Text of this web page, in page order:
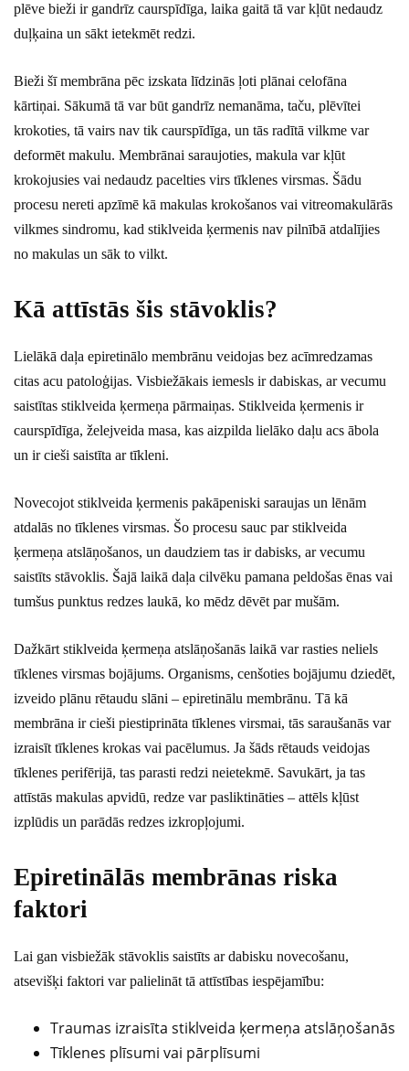
plēve bieži ir gandrīz caurspīdīga, laika gaitā tā var kļūt nedaudz
duļķaina un sākt ietekmēt redzi.
Bieži šī membrāna pēc izskata līdzinās ļoti plānai celofāna
kārtiņai. Sākumā tā var būt gandrīz nemanāma, taču, plēvītei
krokoties, tā vairs nav tik caurspīdīga, un tās radītā vilkme var
deformēt makulu. Membrānai saraujoties, makula var kļūt
krokojusies vai nedaudz pacelties virs tīklenes virsmas. Šādu
procesu nereti apzīmē kā makulas krokošanos vai vitreomakulārās
vilkmes sindromu, kad stiklveida ķermenis nav pilnībā atdalījies
no makulas un sāk to vilkt.
Kā attīstās šis stāvoklis?
Lielākā daļa epiretinālo membrānu veidojas bez acīmredzamas
citas acu patoloģijas. Visbiežākais iemesls ir dabiskas, ar vecumu
saistītas stiklveida ķermeņa pārmaiņas. Stiklveida ķermenis ir
caurspīdīga, želejveida masa, kas aizpilda lielāko daļu acs ābola
un ir cieši saistīta ar tīkleni.
Novecojot stiklveida ķermenis pakāpeniski saraujas un lēnām
atdalās no tīklenes virsmas. Šo procesu sauc par stiklveida
ķermeņa atslāņošanos, un daudziem tas ir dabisks, ar vecumu
saistīts stāvoklis. Šajā laikā daļa cilvēku pamana peldošas ēnas vai
tumšus punktus redzes laukā, ko mēdz dēvēt par mušām.
Dažkārt stiklveida ķermeņa atslāņošanās laikā var rasties neliels
tīklenes virsmas bojājums. Organisms, cenšoties bojājumu dziedēt,
izveido plānu rētaudu slāni – epiretinālu membrānu. Tā kā
membrāna ir cieši piestiprināta tīklenes virsmai, tās saraušanās var
izraisīt tīklenes krokas vai pacēlumus. Ja šāds rētauds veidojas
tīklenes perifērijā, tas parasti redzi neietekmē. Savukārt, ja tas
attīstās makulas apvidū, redze var pasliktināties – attēls kļūst
izplūdis un parādās redzes izkropļojumi.
Epiretinālās membrānas riska
faktori
Lai gan visbiežāk stāvoklis saistīts ar dabisku novecošanu,
atsevišķi faktori var palielināt tā attīstības iespējamību:
Traumas izraisīta stiklveida ķermeņa atslāņošanās
Tīklenes plīsumi vai pārplīsumi